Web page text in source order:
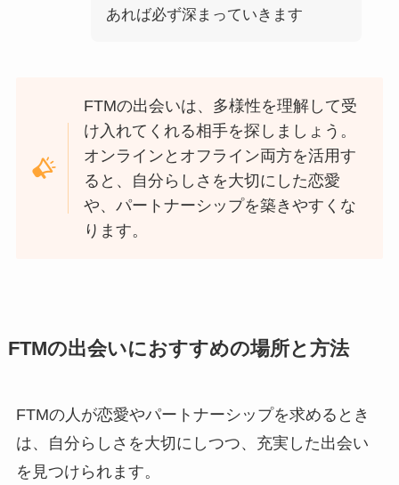
あれば必ず深まっていきます
FTMの出会いは、多様性を理解して受
け入れてくれる相手を探しましょう。
オンラインとオフライン両方を活用す
ると、自分らしさを大切にした恋愛
や、パートナーシップを築きやすくな
ります。
FTMの出会いにおすすめの場所と方法
FTMの人が恋愛やパートナーシップを求めるとき
は、自分らしさを大切にしつつ、充実した出会い
を見つけられます。